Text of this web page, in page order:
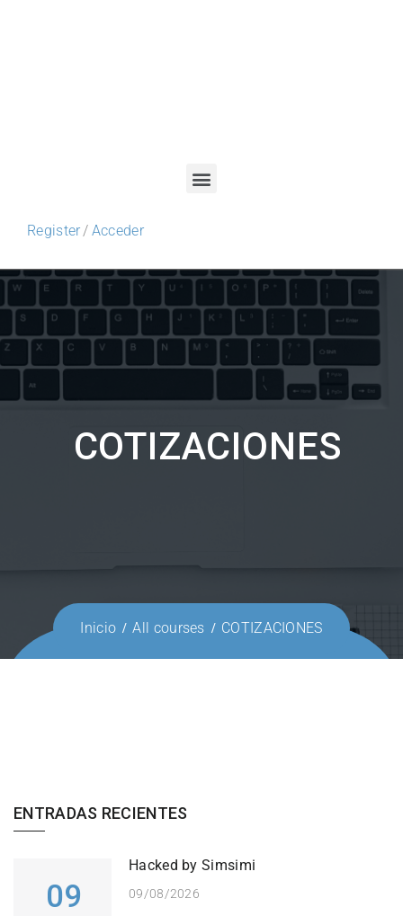
Register/ Acceder
COTIZACIONES
Inicio All courses COTIZACIONES
ENTRADAS RECIENTES
09
Hacked by Simsimi
09/08/2026